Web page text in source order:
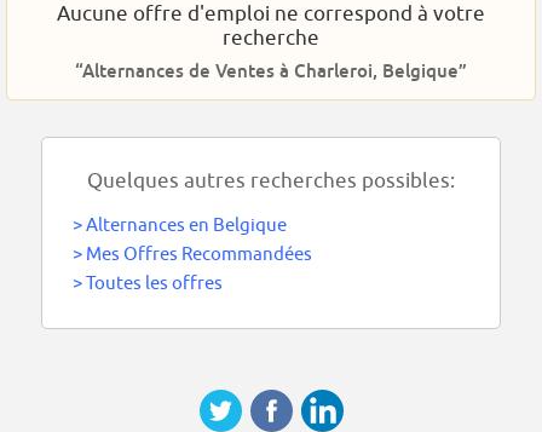
Aucune offre d'emploi ne correspond à votre
recherche
“Alternances de Ventes à Charleroi, Belgique”
Quelques autres recherches possibles:
>Alternances en Belgique
> Mes Offres Recommandées
>Toutes les offres